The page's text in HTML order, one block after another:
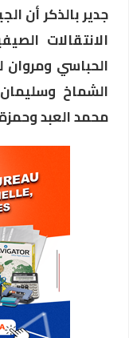
الانتقالات
الحباسي
الشماخ
محمد العبد